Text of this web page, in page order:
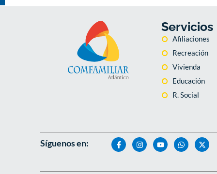
Servicios
Afiliaciones
Recreación
Vivienda
Educación
R. Social
Síguenos en: